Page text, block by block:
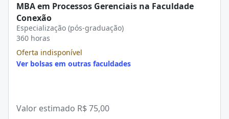
MBA em Processos Gerenciais na Faculdade
Conexão
Especialização (pós-graduação)
360 horas
Oferta indisponível
Ver bolsas em outras faculdades
Valor estimado R$ 75,00